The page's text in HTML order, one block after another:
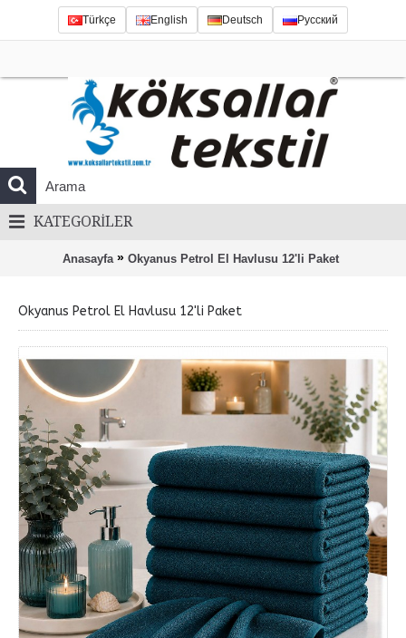
Türkçe English Deutsch Русский
KATEGORILER
Anasayfa » Okyanus Petrol El Havlusu 12'li Paket
Okyanus Petrol El Havlusu 12'li Paket